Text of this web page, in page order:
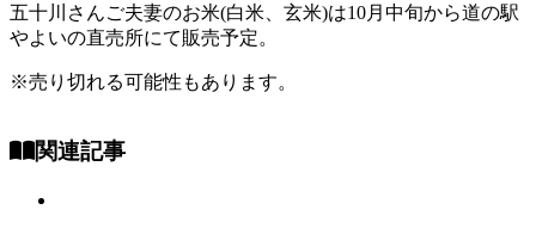
五十川さんご夫妻のお米(白米、玄米)は10月中旬から道の駅
やよいの直売所にて販売予定。
※売り切れる可能性もあります。
関連記事